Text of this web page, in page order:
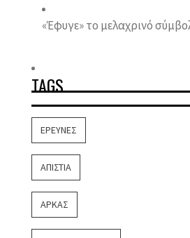
«Έφυγε» το μελαχρινό
TAGS
ΈΡΕΥΝΕΣ
ΑΠΙΣΤΊΑ
ΑΡΚΆΣ